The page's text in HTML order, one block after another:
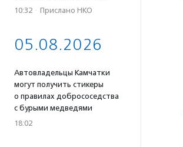
10:32 · Прислано НКО
05.08.2026
Автовладельцы Камчатки
могут получить стикеры
о правилах добрососедства
с бурыми медведями
18:02